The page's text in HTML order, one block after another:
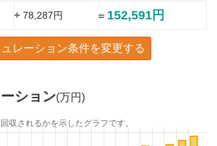
+78,287円 = 152,591円
ュレーション条件を変更する
ション(万円)
収されるかを示したグラフです。